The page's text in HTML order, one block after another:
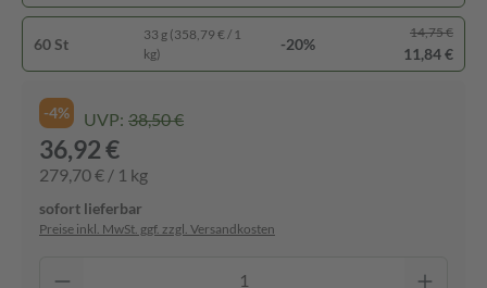
60 St
33 g (358,79 € / 1
kg)
-20%
14,75 €
11,84 €
-4% UVP: 38,50 €
36,92 €
279,70 € / 1 kg
sofort lieferbar
Preise inkl. MwSt. ggf. zzgl. Versandkosten